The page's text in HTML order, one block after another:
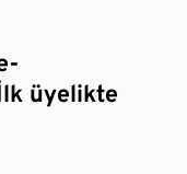
üyelikte